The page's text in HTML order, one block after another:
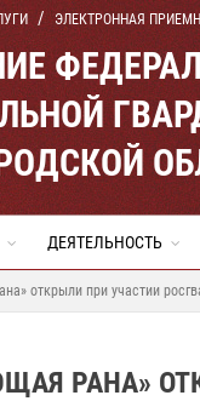
ЭЛЕКТРОННАЯ
ДЕЯТЕЛЬНОСТЬ
открыли при участии
РАНА»